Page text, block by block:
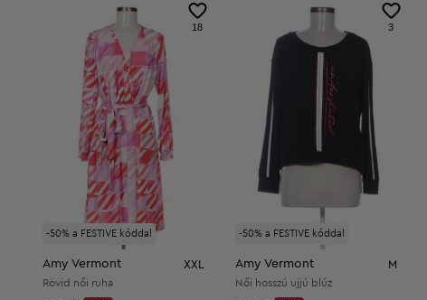
-50% a FESTIVE kóddal
18
Amy Vermont XXL
Rövid női ruha
-50% a FESTIVE kóddal
3
Amy Vermont M
Női hosszú ujjú blúz